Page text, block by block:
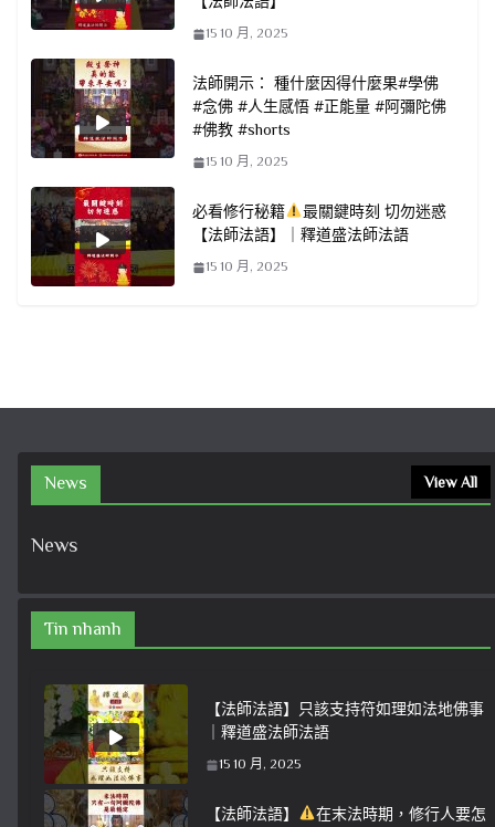
15 10 月, 2025
法師開示： 種什麼因得什麼果#學佛
#念佛 #人生感悟 #正能量 #阿彌陀佛
#佛教 #shorts
15 10 月, 2025
必看修行秘籍
最關鍵時刻 切勿迷惑
【法師法語】｜釋道盛法師法語
15 10 月, 2025
News View All
News
Tin nhanh
【法師法語】只該支持符如理如法地佛事
｜釋道盛法師法語
15 10 月, 2025
【法師法語】
在末法時期，修行人要怎